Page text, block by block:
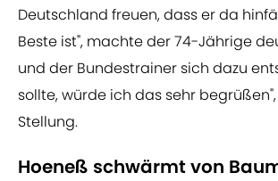
Deutschland freuen, dass er da
Beste ist", machte der 74-Jährige
und der Bundestrainer sich dazu
sollte, würde ich das sehr
Stellung.
Hoeneß schwärmt von